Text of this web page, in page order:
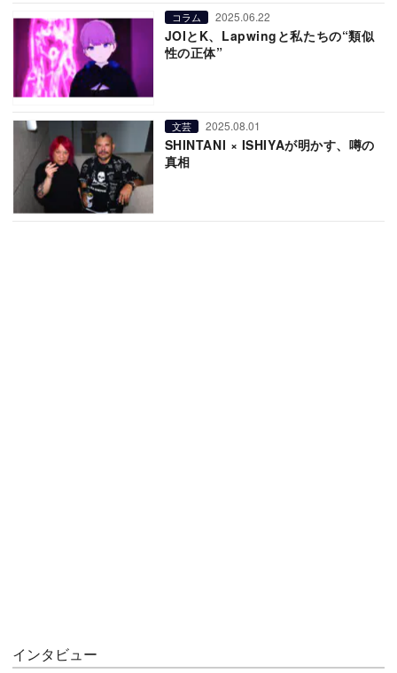
コラム 2025.06.22
JOIとK、Lapwingと私たちの“類似
性の正体”
文芸 2025.08.01
SHINTANI × ISHIYAが明かす、噂の
真相
インタビュー